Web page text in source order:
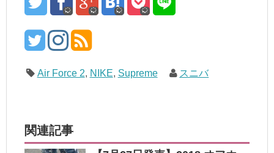
Air Force 2, NIKE, Supreme スニバ
関連記事